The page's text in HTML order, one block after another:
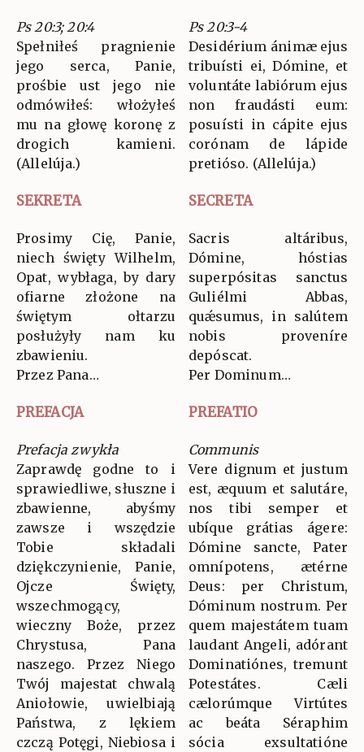
Ps 20:3; 20:4
Spełniłeś pragnienie
jego serca, Panie,
prośbie ust jego nie
odmówiłeś: włożyłeś
mu na głowę koronę z
drogich kamieni.
(Allelúja.)
Ps 20:3-4
Desidérium ánimæ ejus
tribuísti ei, Dómine, et
voluntáte labiórum ejus
non fraudásti eum:
posuísti in cápite ejus
corónam de lápide
pretióso. (Allelúja.)
SEKRETA SECRETA
Prosimy Cię, Panie,
niech święty Wilhelm,
Opat, wybłaga, by dary
ofiarne złożone na
świętym ołtarzu
posłużyły nam ku
zbawieniu.
Przez Pana…
Sacris altáribus,
Dómine, hóstias
superpósitas sanctus
Guliélmi Abbas,
quǽsumus, in salútem
nobis proveníre
depóscat.
Per Dominum…
PREFACJA PREFATIO
Prefacja zwykła
Zaprawdę godne to i
sprawiedliwe, słuszne i
zbawienne, abyśmy
zawsze i wszędzie
Tobie składali
dziękczynienie, Panie,
Ojcze Święty,
wszechmogący,
wieczny Boże, przez
Chrystusa, Pana
naszego. Przez Niego
Twój majestat chwalą
Aniołowie, uwielbiają
Państwa, z lękiem
czczą Potęgi, Niebiosa i
Communis
Vere dignum et justum
est, æquum et salutáre,
nos tibi semper et
ubíque grátias ágere:
Dómine sancte, Pater
omnípotens, ætérne
Deus: per Christum,
Dóminum nostrum. Per
quem majestátem tuam
laudant Angeli, adórant
Dominatiónes, tremunt
Potestátes. Cæli
cælorúmque Virtútes
ac beáta Séraphim
sócia exsultatióne